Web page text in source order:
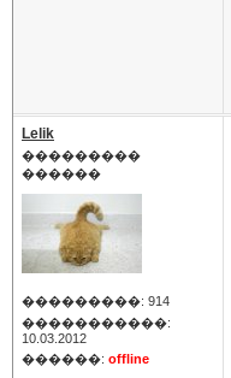
Lelik
���������
������
���������: 914
�����������:
10.03.2012
������: offline